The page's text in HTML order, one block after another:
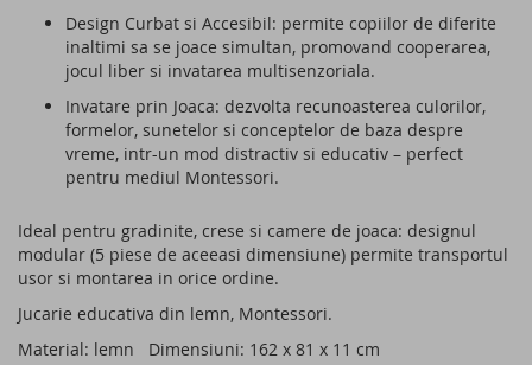
Design Curbat si Accesibil: permite copiilor de diferite
inaltimi sa se joace simultan, promovand cooperarea,
jocul liber si invatarea multisenzoriala.
Invatare prin Joaca: dezvolta recunoasterea culorilor,
formelor, sunetelor si conceptelor de baza despre
vreme, intr-un mod distractiv si educativ – perfect
pentru mediul Montessori.
Ideal pentru gradinite, crese si camere de joaca: designul
modular (5 piese de aceeasi dimensiune) permite transportul
usor si montarea in orice ordine.
Jucarie educativa din lemn, Montessori.
Material: lemn Dimensiuni: 162 x 81 x 11 cm